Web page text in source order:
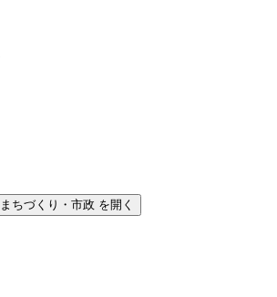
まちづくり・市政 を開く